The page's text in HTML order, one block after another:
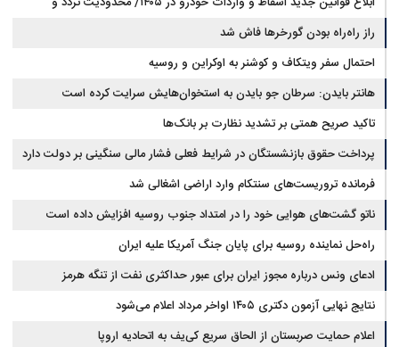
سوخت‌رسانی به فرسوده‌ها
راز راه‌راه بودن گورخرها فاش شد
احتمال سفر ویتکاف و کوشنر به اوکراین و روسیه
هانتر بایدن: سرطان جو بایدن به استخوان‌هایش سرایت کرده است
تاکید صریح همتی بر تشدید نظارت بر بانک‌ها
پرداخت حقوق بازنشستگان در شرایط فعلی فشار مالی سنگینی بر دولت دارد
فرمانده تروریست‌های سنتکام وارد اراضی اشغالی شد
ناتو گشت‌های هوایی خود را در امتداد جنوب روسیه افزایش داده است
راه‌حل نماینده روسیه برای پایان جنگ آمریکا علیه ایران
ادعای ونس درباره مجوز ایران برای عبور حداکثری نفت از تنگه هرمز
نتایج نهایی آزمون دکتری ۱۴۰۵ اواخر مرداد اعلام می‌شود
اعلام حمایت صربستان از الحاق سریع کی‌یف به اتحادیه اروپا